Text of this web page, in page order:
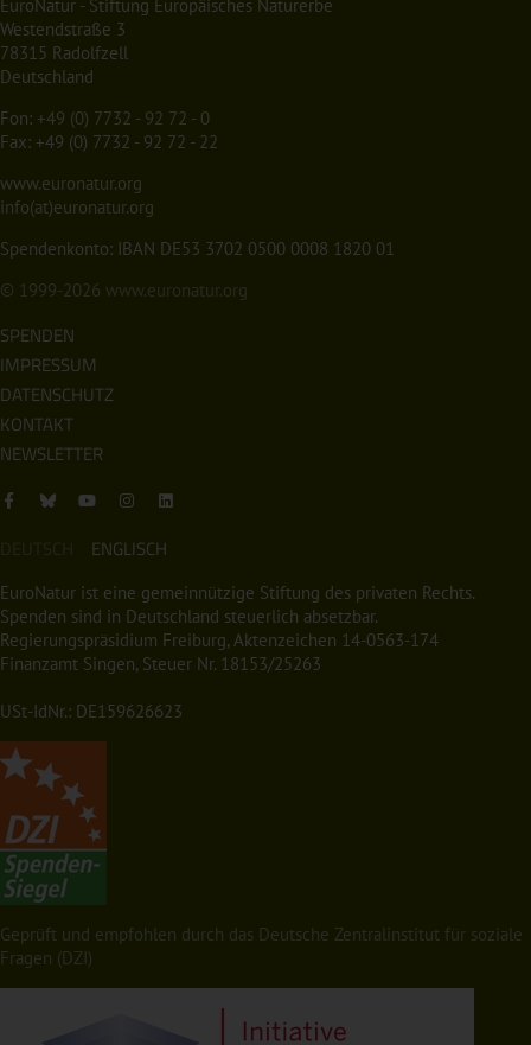
EuroNatur - Stiftung Europäisches Naturerbe
Westendstraße 3
78315 Radolfzell
Deutschland
Fon: +49 (0) 7732 - 92 72 - 0
Fax: +49 (0) 7732 - 92 72 - 22
www.euronatur.org
info(at)euronatur.org
Spendenkonto: IBAN DE53 3702 0500 0008 1820 01
© 1999-2026 www.euronatur.org
SPENDEN
IMPRESSUM
DATENSCHUTZ
KONTAKT
NEWSLETTER
DEUTSCH ENGLISCH
EuroNatur ist eine gemeinnützige Stiftung des privaten Rechts.
Spenden sind in Deutschland steuerlich absetzbar.
Regierungspräsidium Freiburg, Aktenzeichen 14-0563-174
Finanzamt Singen, Steuer Nr. 18153/25263
USt-IdNr.: DE159626623
Geprüft und empfohlen durch das Deutsche Zentralinstitut für soziale
Fragen (DZI)